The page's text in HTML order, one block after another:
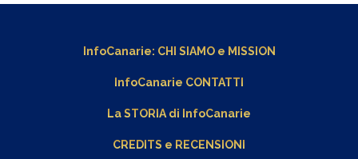
InfoCanarie: CHI SIAMOe MISSION
InfoCanarie CONTATTI
La STORIA di InfoCanarie
CREDITS e RECENSIONI